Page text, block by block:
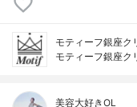
モティーフ銀座ク
モティーフ銀座ク
美容大好きOL